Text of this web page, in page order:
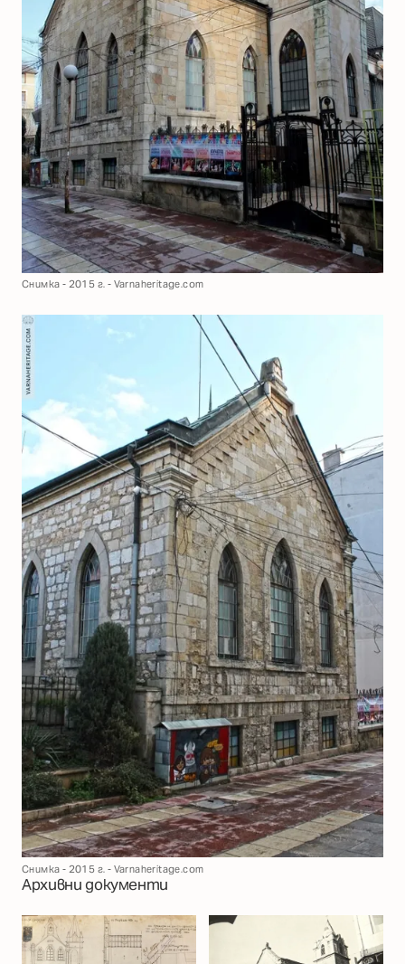
Снимка - 2015 г. - Varnaheritage.com
Снимка - 2015 г. - Varnaheritage.com
Архивни документи